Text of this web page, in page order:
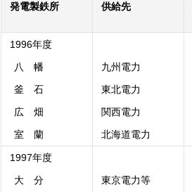
発電製鉄所 供給先
1996年度
八 幡
九州電力
釜 石 東北電力
広 畑 関西電力
室 蘭 北海道電力
1997年度
大 分
東京電力等